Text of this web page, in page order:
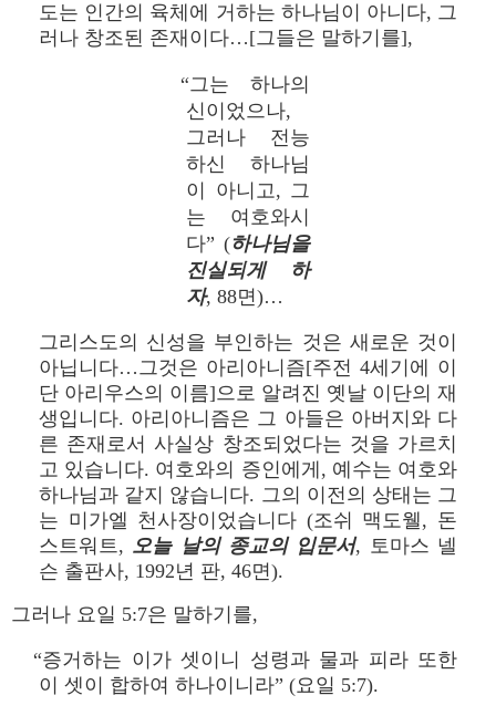
도는 인간의 육체에 거하는 하나님이 아니다, 그
러나 창조된 존재이다…[그들은 말하기를],
“그는 하나의
신이었으나,
그러나 전능
하신 하나님
이 아니고, 그
는 여호와시
다” (하나님을
진실되게 하
자, 88면)…
그리스도의 신성을 부인하는 것은 새로운 것이
아닙니다…그것은 아리아니즘[주전 4세기에 이
단 아리우스의 이름]으로 알려진 옛날 이단의 재
생입니다. 아리아니즘은 그 아들은 아버지와 다
른 존재로서 사실상 창조되었다는 것을 가르치
고 있습니다. 여호와의 증인에게, 예수는 여호와
하나님과 같지 않습니다. 그의 이전의 상태는 그
는 미가엘 천사장이었습니다 (조쉬 맥도웰, 돈
스트워트, 오늘 날의 종교의 입문서, 토마스 넬
슨 출판사, 1992년 판, 46면).
그러나 요일 5:7은 말하기를,
“증거하는 이가 셋이니 성령과 물과 피라 또한
이 셋이 합하여 하나이니라” (요일 5:7).